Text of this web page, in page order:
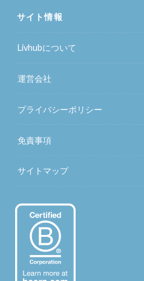
サイト情報
Livhubについて
運営会社
プライバシーポリシー
免責事項
サイトマップ